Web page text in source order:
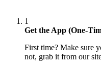
1
Get the App (One-
First time? Make sure
not, grab it from our